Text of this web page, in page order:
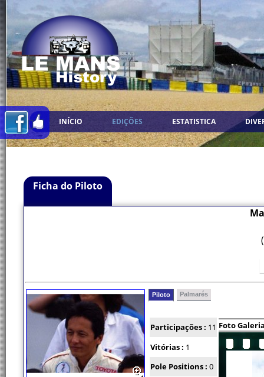
INÍCIO EDIÇÕES ESTATISTICA
Ficha do Piloto
Piloto Palmarés
Participações : 11 Foto
Vitórias : 1
Pole Positions : 0